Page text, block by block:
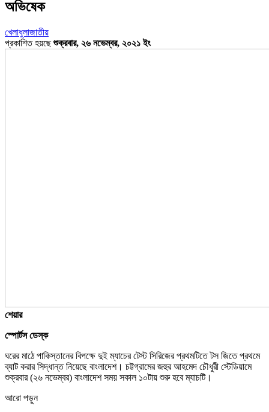
অভিষেক
খেলাধুলাজাতীয়
প্রকাশিত হয়ছেশুক্রবার, ২৬ নভেম্বর, ২০২১ ইং
শেয়ার
স্পোর্টস ডেস্ক
ঘরের মাঠে পাকিস্তানের বিপক্ষে দুই ম্যাচের টেস্ট সিরিজের প্রথমটিতে টস জিতে প্রথমে
ব্যাট করার সিদ্ধান্ত নিয়েছে বাংলাদেশ। চট্টগ্রামের জহুর আহমেদ চৌধুরী স্টেডিয়ামে
শুক্রবার (২৬ নভেম্বর) বাংলাদেশ সময় সকাল ১০টায় শুরু হবে ম্যাচটি।
আরো পড়ুন